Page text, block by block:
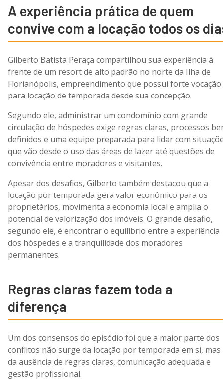
A experiência prática de quem
convive com a locação todos os
Gilberto Batista Peraça compartilhou sua experiência à
frente de um resort de alto padrão no norte da Ilha de
Florianópolis, empreendimento que possui forte vocação
para locação de temporada desde sua concepção.
Segundo ele, administrar um condomínio com grande
circulação de hóspedes exige regras claras, processos
definidos e uma equipe preparada para lidar com
que vão desde o uso das áreas de lazer até questões de
convivência entre moradores e visitantes.
Apesar dos desafios, Gilberto também destacou que a
locação por temporada gera valor econômico para os
proprietários, movimenta a economia local e amplia o
potencial de valorização dos imóveis. O grande desafio,
segundo ele, é encontrar o equilíbrio entre a experiência
dos hóspedes e a tranquilidade dos moradores
permanentes.
Regras claras fazem toda a
diferença
Um dos consensos do episódio foi que a maior parte dos
conflitos não surge da locação por temporada em si, mas
da ausência de regras claras, comunicação adequada e
gestão profissional.